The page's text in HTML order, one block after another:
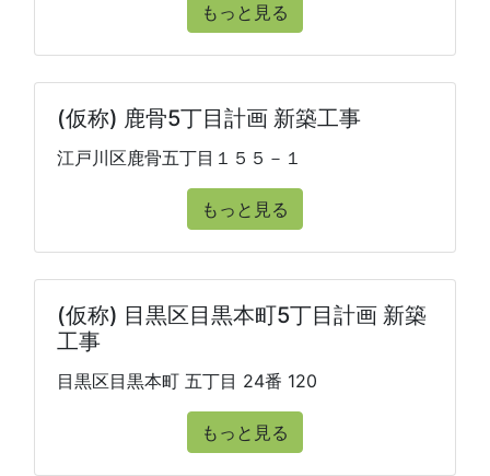
もっと見る
(仮称) 鹿骨5丁目計画 新築工事
江戸川区鹿骨五丁目１５５－１
もっと見る
(仮称) 目黒区目黒本町5丁目計画 新築
工事
目黒区目黒本町 五丁目 24番 120
もっと見る